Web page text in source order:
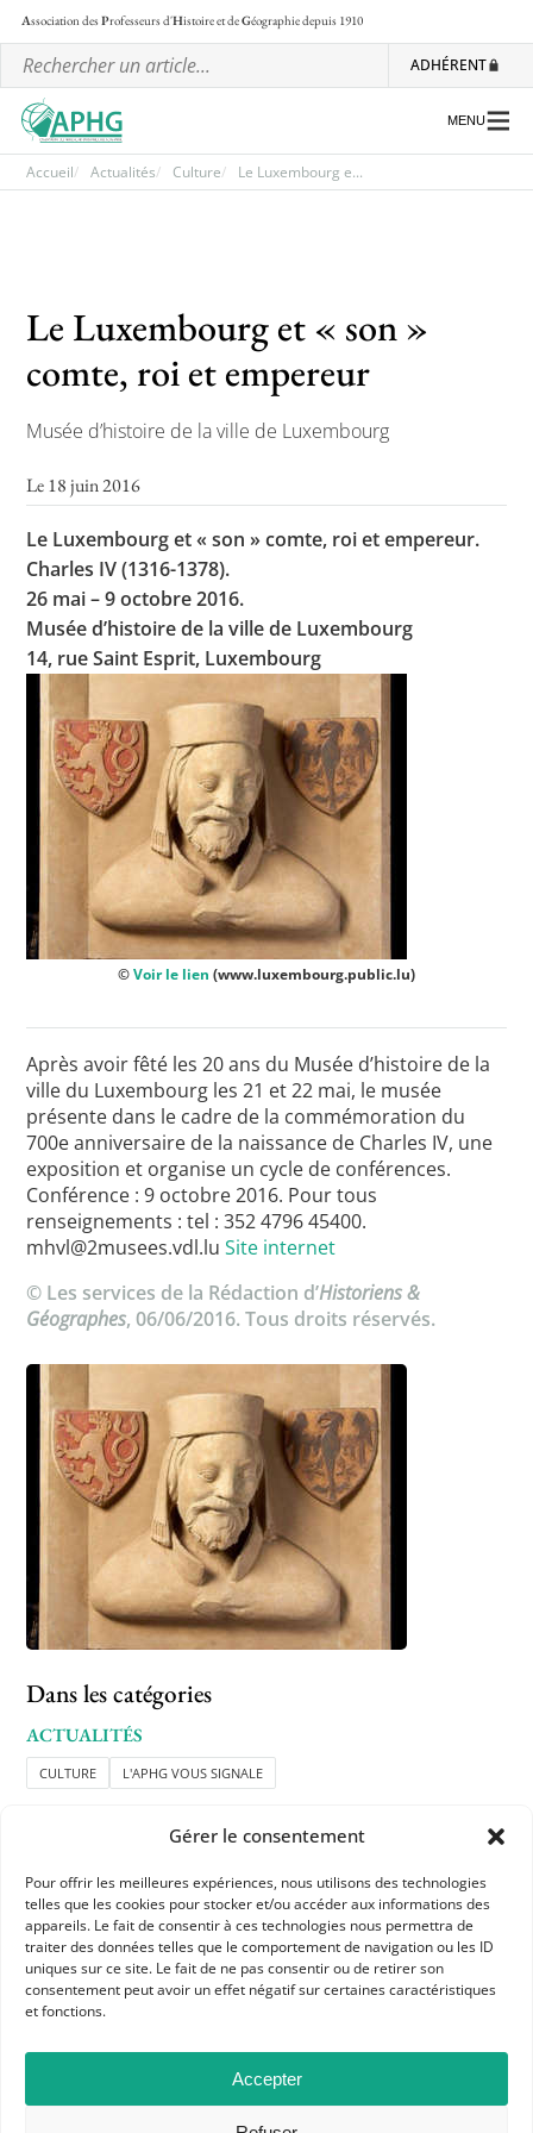
Gérer le consentement
Pour offrir les meilleures expériences, nous utilisons des technologies
telles que les cookies pour stocker et/ou accéder aux informations des
appareils. Le fait de consentir à ces technologies nous permettra de
traiter des données telles que le comportement de navigation ou les ID
uniques sur ce site. Le fait de ne pas consentir ou de retirer son
consentement peut avoir un effet négatif sur certaines caractéristiques
et fonctions.
Accepter
Association desProfesseurs d'Histoire et deGéographiedepuis 1910
ADHÉRENT
Les ateliers nationaux
Communiqués et motions
Lettre d’information de l’APHG
Toutes les actualités
Les rendez-vous de l’APHG
Concours de recrutement
Concours scolaires
Conférences, tables rondes
Critique d’ouvrages publiés
Culture
MENU
Accueil Actualités Culture Le Luxembourg e...
Le Luxembourg et « son »
comte, roi et empereur
Musée d’histoire de la ville de Luxembourg
Le 18 juin 2016
Le Luxembourg et « son » comte, roi et empereur.
Charles IV (1316-1378).
26 mai – 9 octobre 2016.
Musée d’histoire de la ville de Luxembourg
14, rue Saint Esprit, Luxembourg
©Voir le lien (www.luxembourg.public.lu)
Après avoir fêté les 20 ans du Musée d’histoire de la
ville du Luxembourg les 21 et 22 mai, le musée
présente dans le cadre de la commémoration du
700e anniversaire de la naissance de Charles IV, une
exposition et organise un cycle de conférences.
Conférence : 9 octobre 2016. Pour tous
renseignements : tel : 352 4796 45400.
mhvl@2musees.vdl.luSite internet
© Les services de la Rédaction d’Historiens &
Géographes, 06/06/2016. Tous droits réservés.
Dans les catégories
ACTUALITÉS
CULTURE L'APHG VOUS SIGNALE
APHG
Association des professeurs d'histoire et géographie
+ 33 0(1) 42 33 62 37
BP 6541 – 75065 Paris Cedex 02